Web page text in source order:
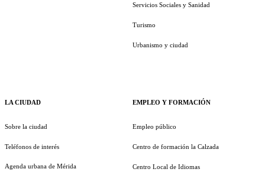
LA CIUDAD
Sobre la ciudad
Teléfonos de interés
Agenda urbana de Mérida
Servicios Sociales y Sanidad
Turismo
Urbanismo y ciudad
EMPLEO Y FORMACIÓN
Empleo público
Centro de formación la Calzada
Centro Local de Idiomas